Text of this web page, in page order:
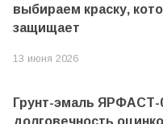
выбираем краску,
защищает
13 июня 2026
Грунт-эмаль ЯРФАСТ-
долговечность